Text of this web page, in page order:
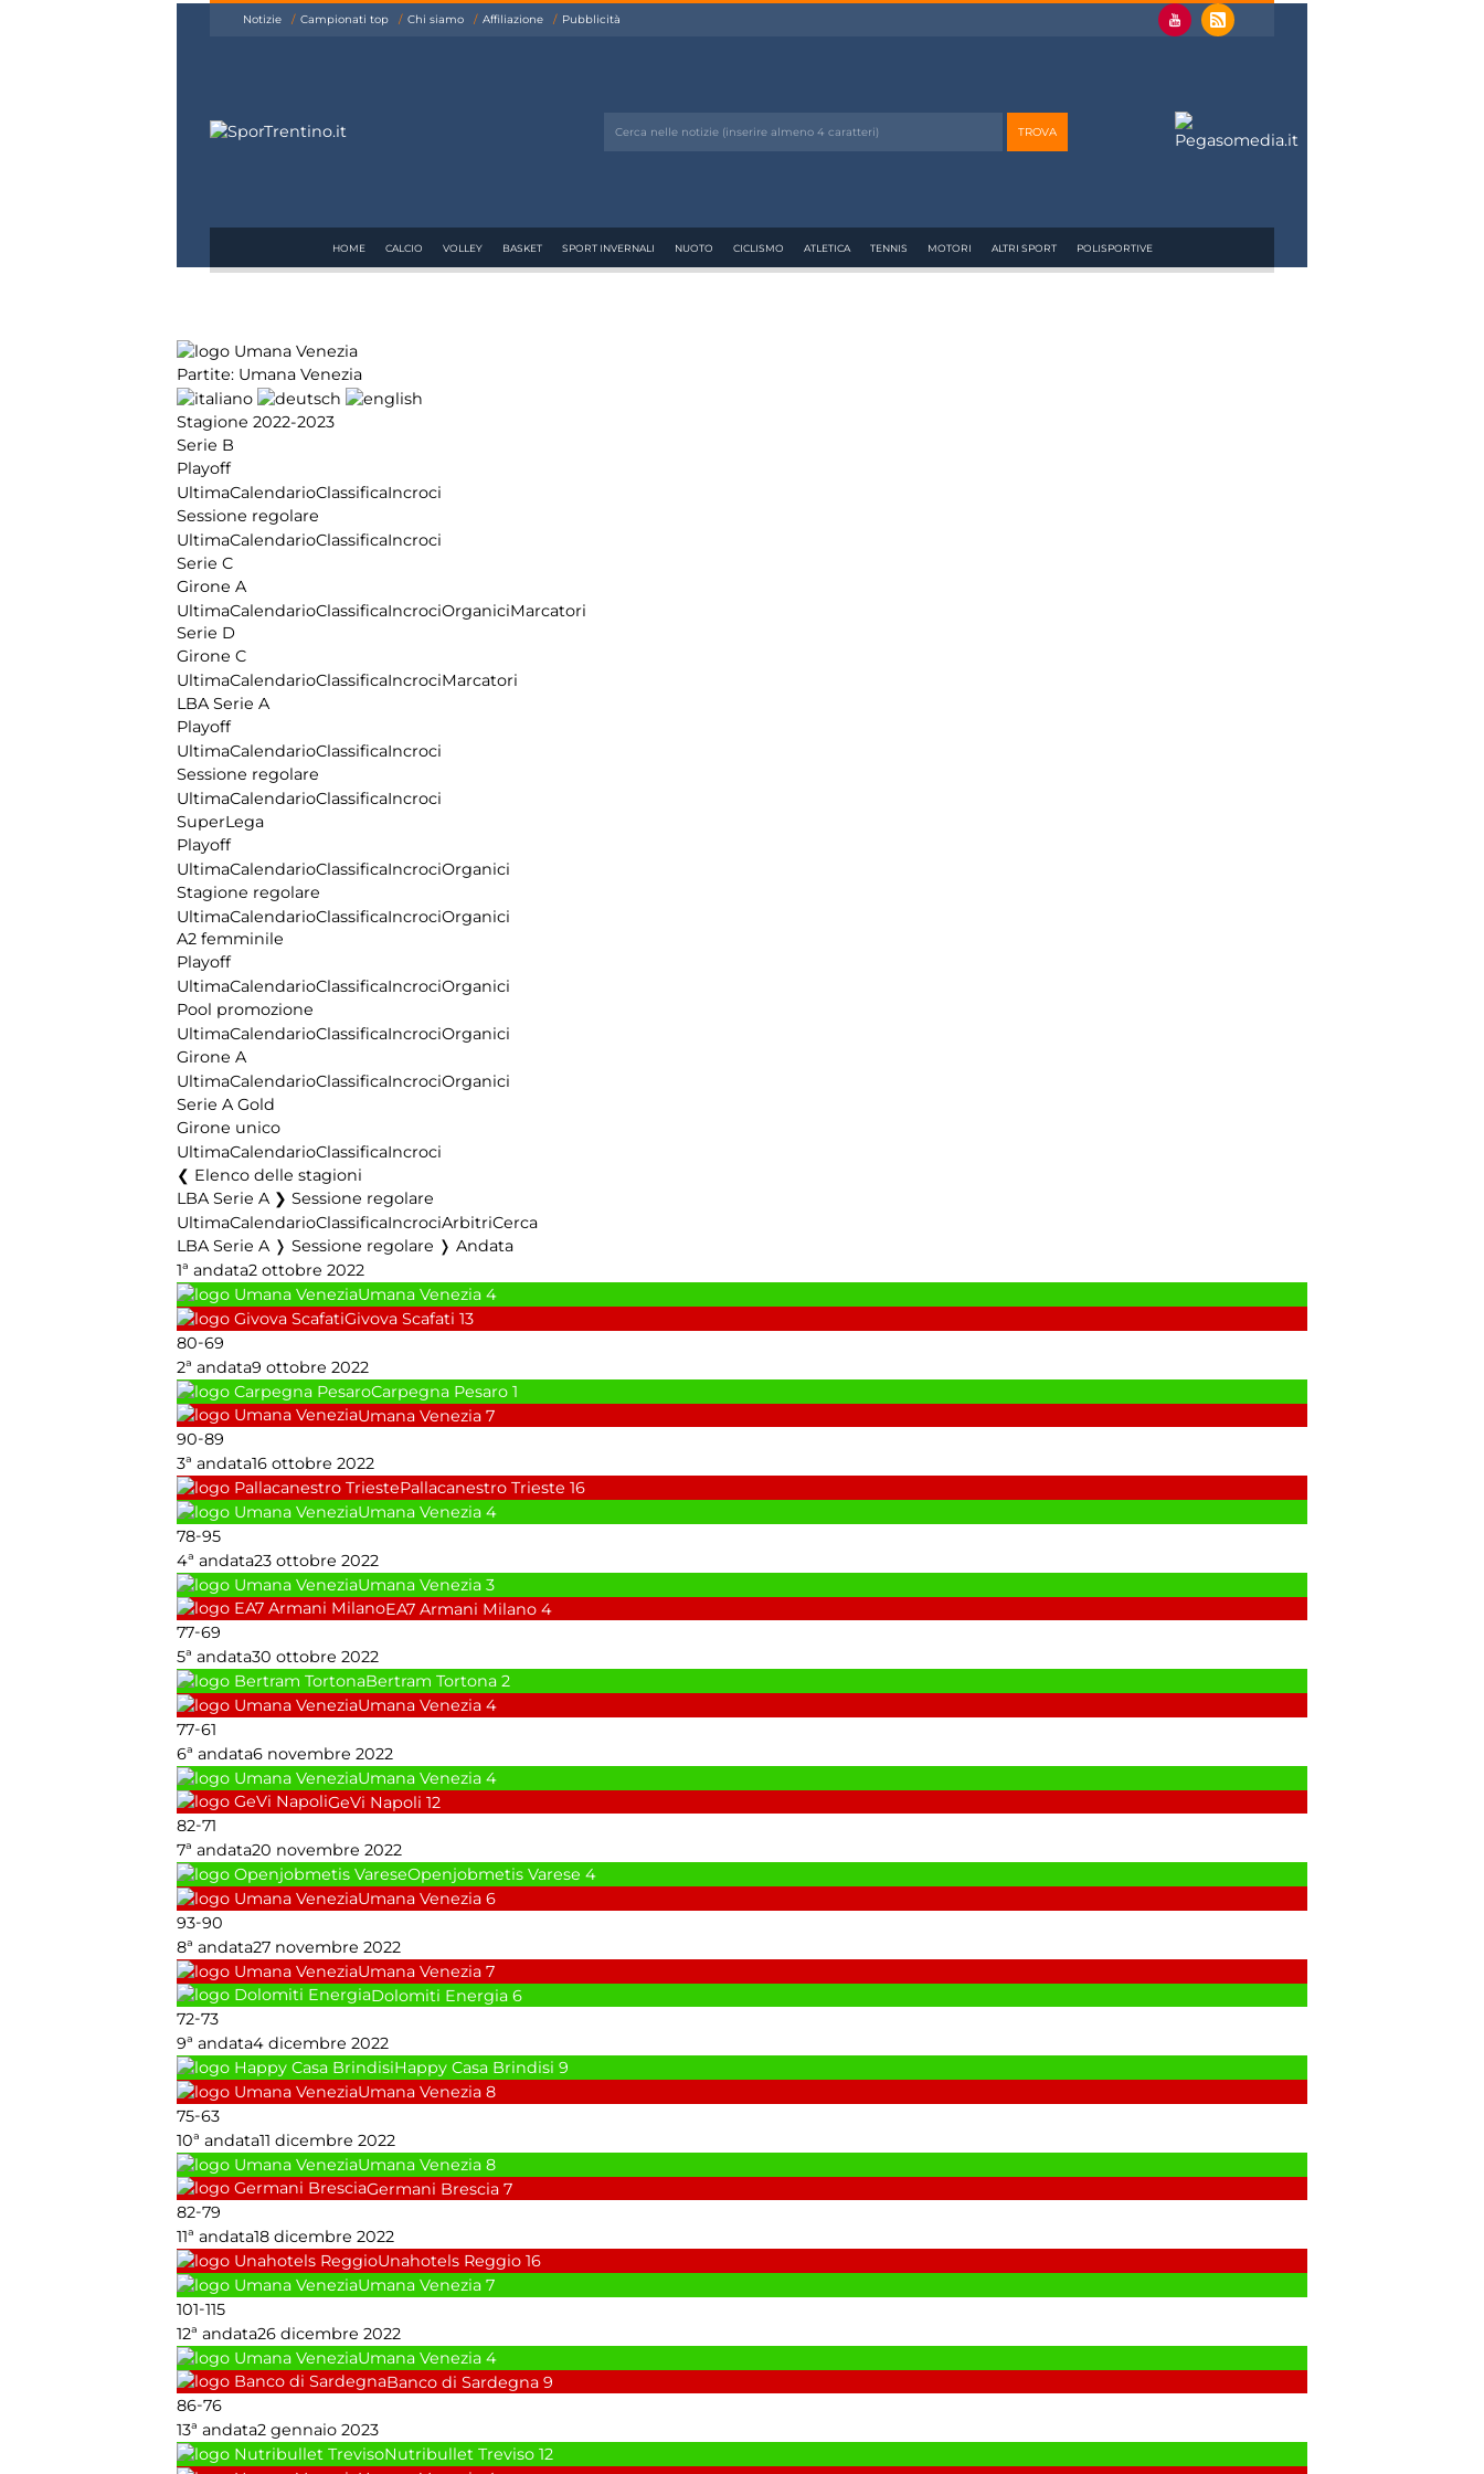
Notizie Campionati top Chi siamo Affiliazione Pubblicità
HOME CALCIO VOLLEY BASKET SPORT INVERNALI NUOTO CICLISMO ATLETICA TENNIS MOTORI ALTRI SPORT POLISPORTIVE
Partite: Umana Venezia
Stagione 2022-2023
Serie B
Playoff
UltimaCalendarioClassificaIncroci
Sessione regolare
UltimaCalendarioClassificaIncroci
Serie C
Girone A
UltimaCalendarioClassificaIncrociOrganiciMarcatori
Serie D
Girone C
UltimaCalendarioClassificaIncrociMarcatori
LBA Serie A
Playoff
UltimaCalendarioClassificaIncroci
Sessione regolare
UltimaCalendarioClassificaIncroci
SuperLega
Playoff
UltimaCalendarioClassificaIncrociOrganici
Stagione regolare
UltimaCalendarioClassificaIncrociOrganici
A2 femminile
Playoff
UltimaCalendarioClassificaIncrociOrganici
Pool promozione
UltimaCalendarioClassificaIncrociOrganici
Girone A
UltimaCalendarioClassificaIncrociOrganici
Serie A Gold
Girone unico
UltimaCalendarioClassificaIncroci
Elenco delle stagioni
LBA Serie A ❯ Sessione regolare
UltimaCalendarioClassificaIncrociArbitriCerca
LBA Serie A ❭ Sessione regolare ❭ Andata
1ª andata2 ottobre 2022
Umana Venezia 4
Givova Scafati 13
80-69
2ª andata9 ottobre 2022
Carpegna Pesaro 1
Umana Venezia 7
90-89
3ª andata16 ottobre 2022
Pallacanestro Trieste 16
Umana Venezia 4
78-95
4ª andata23 ottobre 2022
Umana Venezia 3
EA7 Armani Milano 4
77-69
5ª andata30 ottobre 2022
Bertram Tortona 2
Umana Venezia 4
77-61
6ª andata6 novembre 2022
Umana Venezia 4
GeVi Napoli 12
82-71
7ª andata20 novembre 2022
Openjobmetis Varese 4
Umana Venezia 6
93-90
8ª andata27 novembre 2022
Umana Venezia 7
Dolomiti Energia 6
72-73
9ª andata4 dicembre 2022
Happy Casa Brindisi 9
Umana Venezia 8
75-63
10ª andata11 dicembre 2022
Umana Venezia 8
Germani Brescia 7
82-79
11ª andata18 dicembre 2022
Unahotels Reggio 16
Umana Venezia 7
101-115
12ª andata26 dicembre 2022
Umana Venezia 4
Banco di Sardegna 9
86-76
13ª andata2 gennaio 2023
Nutribullet Treviso 12